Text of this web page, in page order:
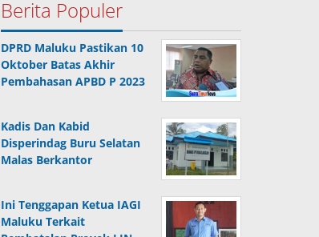
Berita Populer
DPRD Maluku Pastikan 10
Oktober Batas Akhir
Pembahasan APBD P 2023
Kadis Dan Kabid
Disperindag Buru Selatan
Malas Berkantor
Ini Tenggapan Ketua IAGI
Maluku Terkait